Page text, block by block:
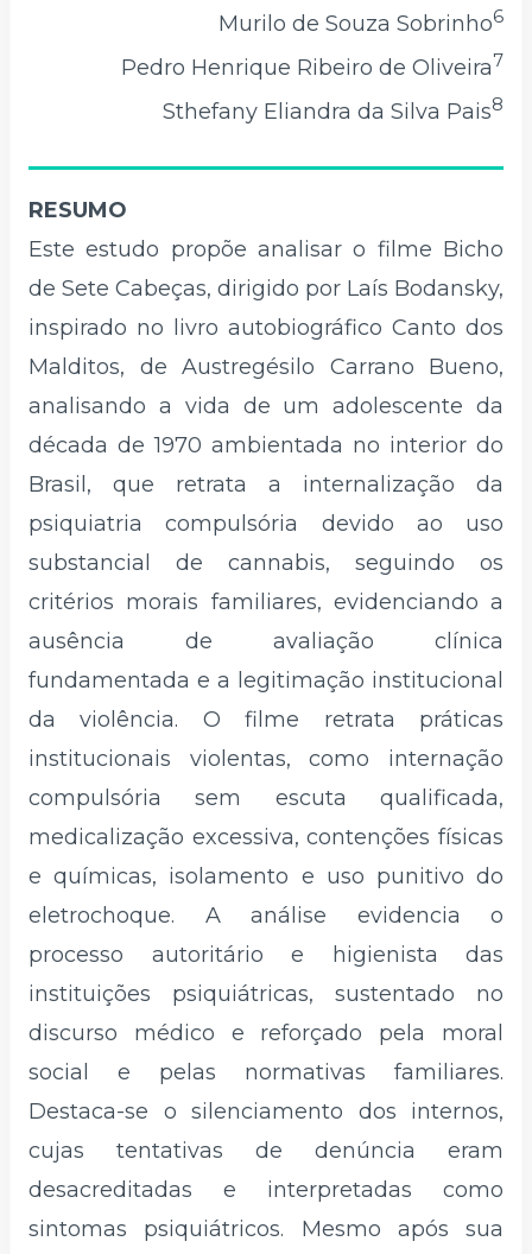
Murilo de Souza Sobrinho6
Pedro Henrique Ribeiro de Oliveira7
Sthefany Eliandra da Silva Pais8
RESUMO
Este estudo propõe analisar o filme Bicho
de Sete Cabeças, dirigido por Laís Bodansky,
inspirado no livro autobiográfico Canto dos
Malditos, de Austregésilo Carrano Bueno,
analisando a vida de um adolescente da
década de 1970 ambientada no interior do
Brasil, que retrata a internalização da
psiquiatria compulsória devido ao uso
substancial de cannabis, seguindo os
critérios morais familiares, evidenciando a
ausência de avaliação clínica
fundamentada e a legitimação institucional
da violência. O filme retrata práticas
institucionais violentas, como internação
compulsória sem escuta qualificada,
medicalização excessiva, contenções físicas
e químicas, isolamento e uso punitivo do
eletrochoque. A análise evidencia o
processo autoritário e higienista das
instituições psiquiátricas, sustentado no
discurso médico e reforçado pela moral
social e pelas normativas familiares.
Destaca-se o silenciamento dos internos,
cujas tentativas de denúncia eram
desacreditadas e interpretadas como
sintomas psiquiátricos. Mesmo após sua